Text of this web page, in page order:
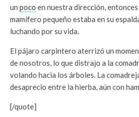
un poco en nuestra dirección,
mamífero pequeño estaba en su
luchando por su vida.
El pájaro carpintero aterrizó un
de nosotros, lo que distrajo a la
volando hacia los árboles. La
desaprecio entre la hierba, aún con
[/quote]